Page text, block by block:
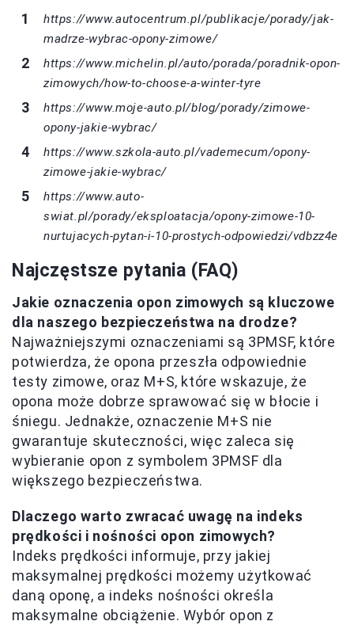
https://www.autocentrum.pl/publikacje/porady/jak-
madrze-wybrac-opony-zimowe/
https://www.michelin.pl/auto/porada/poradnik-opon-
zimowych/how-to-choose-a-winter-tyre
https://www.moje-auto.pl/blog/porady/zimowe-
opony-jakie-wybrac/
https://www.szkola-auto.pl/vademecum/opony-
zimowe-jakie-wybrac/
https://www.auto-
swiat.pl/porady/eksploatacja/opony-zimowe-10-
nurtujacych-pytan-i-10-prostych-odpowiedzi/vdbzz4e
Najczęstsze pytania (FAQ)
Jakie oznaczenia opon zimowych są kluczowe
dla naszego bezpieczeństwa na drodze?
Najważniejszymi oznaczeniami są 3PMSF, które
potwierdza, że opona przeszła odpowiednie
testy zimowe, oraz M+S, które wskazuje, że
opona może dobrze sprawować się w błocie i
śniegu. Jednakże, oznaczenie M+S nie
gwarantuje skuteczności, więc zaleca się
wybieranie opon z symbolem 3PMSF dla
większego bezpieczeństwa.
Dlaczego warto zwracać uwagę na indeks
prędkości i nośności opon zimowych?
Indeks prędkości informuje, przy jakiej
maksymalnej prędkości możemy użytkować
daną oponę, a indeks nośności określa
maksymalne obciążenie. Wybór opon z